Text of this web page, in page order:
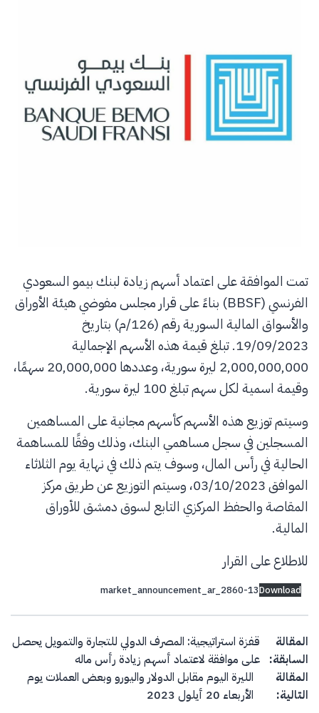
تمت الموافقة على اعتماد أسهم زيادة لبنك بيمو السعودي
الفرنسي (BBSF) بناءً على قرار مجلس مفوضي هيئة الأوراق
والأسواق المالية السورية رقم (126/م) بتاريخ
19/09/2023. تبلغ قيمة هذه الأسهم الإجمالية
2,000,000,000 ليرة سورية، وعددها 20,000,000 سهمًا،
وقيمة اسمية لكل سهم تبلغ 100 ليرة سورية.
وسيتم توزيع هذه الأسهم كأسهم مجانية على المساهمين
المسجلين في سجل مساهمي البنك، وذلك وفقًا للمساهمة
الحالية في رأس المال، وسوف يتم ذلك في نهاية يوم الثلاثاء
الموافق 03/10/2023، وسيتم التوزيع عن طريق مركز
المقاصة والحفظ المركزي التابع لسوق دمشق للأوراق
المالية.
للاطلاع على القرار
market_announcement_ar_2860-13Download
Post navigation
المقالة
السابقة:
قفزة استراتيجية: المصرف الدولي للتجارة والتمويل يحصل
على موافقة لاعتماد أسهم زيادة رأس ماله
المقالة
التالية:
الليرة اليوم مقابل الدولار واليورو وبعض العملات يوم
الأربعاء 20 أيلول 2023